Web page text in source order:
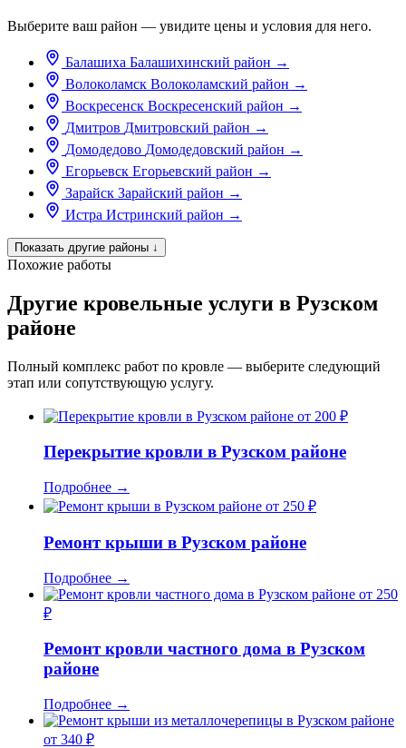
Выберите ваш район — увидите цены и условия для него.
Балашиха Балашихинский район →
Волоколамск Волоколамский район →
Воскресенск Воскресенский район →
Дмитров Дмитровский район →
Домодедово Домодедовский район →
Егорьевск Егорьевский район →
Зарайск Зарайский район →
Истра Истринский район →
Показать другие районы ↓
Похожие работы
Другие кровельные услуги в Рузском
районе
Полный комплекс работ по кровле — выберите следующий
этап или сопутствующую услугу.
от 200 ₽
Перекрытие кровли в Рузском районе
Подробнее →
от 250 ₽
Ремонт крыши в Рузском районе
Подробнее →
от 250
₽
Ремонт кровли частного дома в Рузском
районе
Подробнее →
от 340 ₽